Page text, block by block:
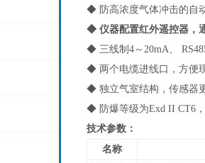
◆ 防高浓度气体冲击的自
◆ 仪器配置红外遥控器，
◆ 三线制4～20mA、
◆ 两个电缆进线口，方便
◆ 独立气室结构，传感器
◆ 防爆等级为Exd II CT6
技术参数：
名称